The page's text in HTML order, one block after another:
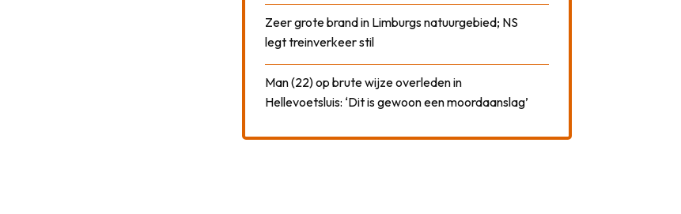
Zeer grote brand in Limburgs natuurgebied; NS
legt treinverkeer stil
Man (22) op brute wijze overleden in
Hellevoetsluis: ‘Dit is gewoon een moordaanslag’